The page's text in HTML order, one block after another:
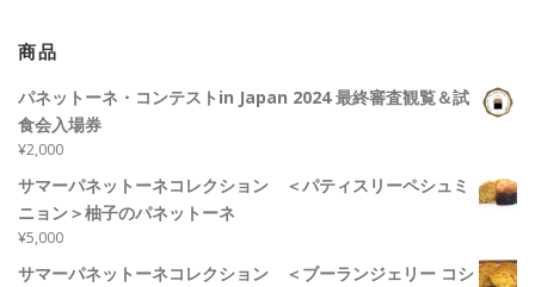
商品
パネットーネ・コンテストin Japan 2024 最終審査観覧＆試
食会入場券
¥2,000
サマーパネットーネコレクション ＜パティスリーペシュミ
ニョン＞柚子のパネットーネ
¥5,000
サマーパネットーネコレクション ＜ブーランジェリー コシ